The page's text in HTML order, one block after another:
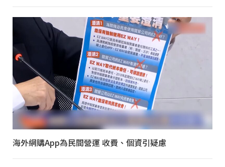
海外網購App為民間營運 收費、個資引疑慮